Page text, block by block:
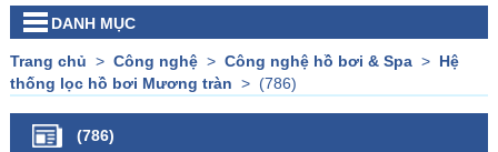
DANH MỤC
Trang chủ > Công nghệ> Công nghệ hồ bơi & Spa> Hệ
thống lọc hồ bơi Mương tràn > (786)
(786)